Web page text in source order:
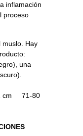
inflamación
proceso
muslo. Hay
una
cm 71-80